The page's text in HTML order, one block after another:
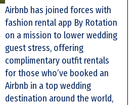
Airbnb has joined forces with
fashion rental app By Rotation
on a mission to lower wedding
guest stress, offering
complimentary outfit rentals
for those who’ve booked an
Airbnb in a top wedding
destination around the world,